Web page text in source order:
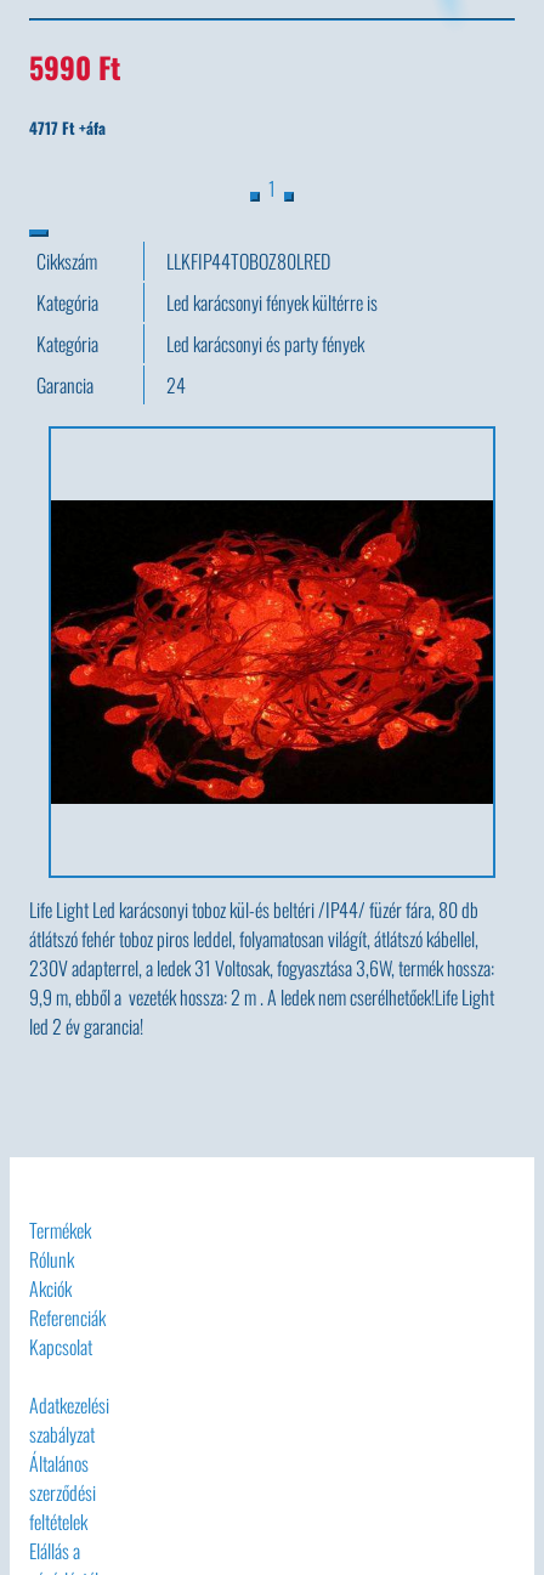
5990 Ft
4717 Ft +áfa
1
Cikkszám
LLKFIP44TOBOZ80LRED
Kategória
Led karácsonyi fények kültérre is
Kategória
Led karácsonyi és party fények
Garancia
24
Life Light Led karácsonyi toboz kül-és beltéri /IP44/ füzér fára, 80 db
átlátszó fehér toboz piros leddel, folyamatosan világít, átlátszó kábellel,
230V adapterrel, a ledek 31 Voltosak, fogyasztása 3,6W, termék hossza:
9,9 m, ebből a vezeték hossza: 2 m . A ledek nem cserélhetőek!Life Light
led 2 év garancia!
Termékek
Rólunk
Akciók
Referenciák
Kapcsolat
Adatkezelési
szabályzat
Általános
szerződési
feltételek
Elállás a